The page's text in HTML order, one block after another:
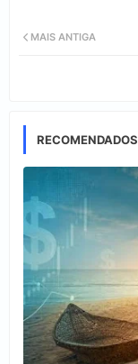
MAIS ANTIGA
RECOMENDADOS